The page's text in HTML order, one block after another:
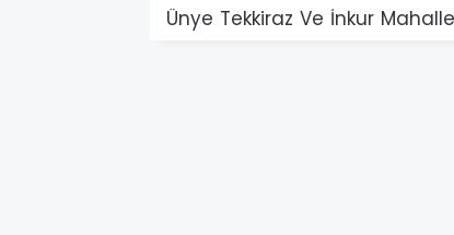
Ünye Tekkiraz Ve İnkur